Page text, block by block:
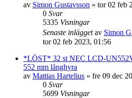
av Simon Gustavsson » tor 02 feb
0 Svar
5335 Visningar
Senaste inläggetav Simon
tor 02 feb 2023, 01:56
*LÖST* 32 st NEC LCD-
552 mm långhyra
av Mattias Hartelius » fre 09 dec
0 Svar
5699 Visningar